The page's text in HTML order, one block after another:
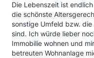
Die Lebenszeit ist
die schönste
sonstige Umfeld bzw.
sind. Ich würde lieber
Immobilie wohnen und
betreuten Wohnanlage